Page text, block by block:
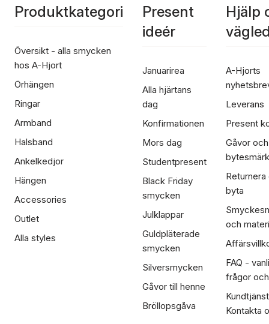
Produktkategori
Översikt - alla smycken
hos A-Hjort
Örhängen
Ringar
Armband
Halsband
Ankelkedjor
Hängen
Accessories
Outlet
Alla styles
Present
ideér
Januarirea
Alla hjärtans
dag
Konfirmationen
Mors dag
Studentpresent
Black Friday
smycken
Julklappar
Guldpläterade
smycken
Silversmycken
Gåvor till henne
Bröllopsgåva
Hjälp
A-Hjorts
Leverans
Present
Gåvor och
Returnera
byta
och
FAQ -
frågor
Kontakta